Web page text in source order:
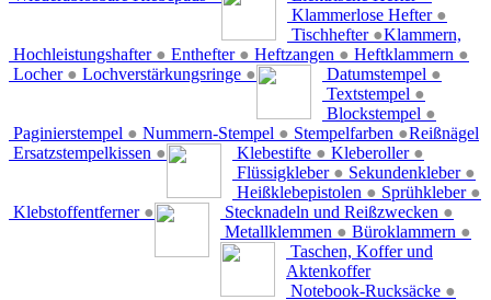
Klammerlose Hefter ●
Tischhefter ●
Hochleistungshafter ● Enthefter ● Heftzangen ● Heftklammern ●
Locher ● Lochverstärkungsringe ● Datumstempel ●
Textstempel ●
Blockstempel ●
Paginierstempel ● Nummern-Stempel ● Stempelfarben ●
Ersatzstempelkissen ● Klebestifte ● Kleberoller ●
Flüssigkleber ● Sekundenkleber ●
Heißklebepistolen ● Sprühkleber ●
Klebstoffentferner ●
Klammern,
Reißnägel
Stecknadeln und Reißzwecken ●
Metallklemmen ● Büroklammern ●
Taschen, Koffer und
Aktenkoffer
Notebook-Rucksäcke ●